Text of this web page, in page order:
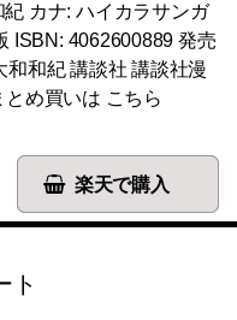
カナ: ハイカラサンガ
ISBN: 4062600889 発売
和和紀 講談社 講談社漫
め買いは こちら
楽天で購入
ト